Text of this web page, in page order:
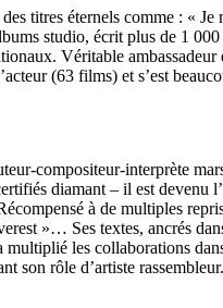
titres éternels comme : «
studio, écrit plus de 1
Véritable
(63 films) et s’est
compositeur-interprète
diamant – il est devenu
à de multiples
»… Ses textes, ancrés
les collaborations
rôle d’artiste